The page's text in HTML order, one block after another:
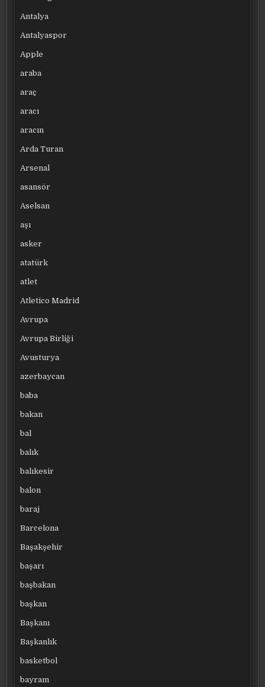
Antalya
Antalyaspor
Apple
araba
araç
aracı
aracın
Arda Turan
Arsenal
asansör
Aselsan
aşı
asker
atatürk
atlet
Atletico Madrid
Avrupa
Avrupa Birliği
Avusturya
azerbaycan
baba
bakan
bal
balık
balıkesir
balon
baraj
Barcelona
Başakşehir
başarı
başbakan
başkan
Başkanı
Başkanlık
basketbol
bayram